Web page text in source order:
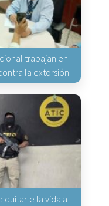
trabajan en
la extorsión
quitarle la vida a